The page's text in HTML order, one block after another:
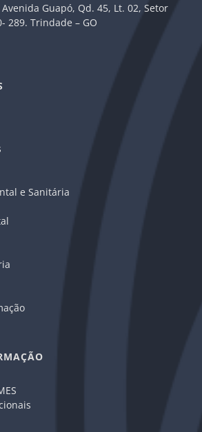
Guapó, Qd. 45, Lt. 02, Setor
289. Trindade – GO
e Sanitária